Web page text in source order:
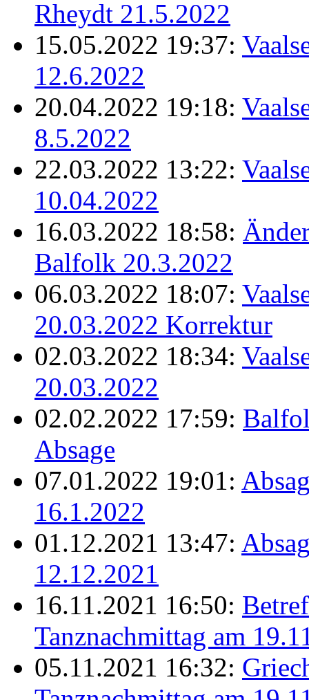
Rheydt 21.5.2022
15.05.2022 19:37:
12.6.2022
20.04.2022 19:18:
8.5.2022
22.03.2022 13:22:
10.04.2022
16.03.2022 18:58:
Balfolk 20.3.2022
06.03.2022 18:07:
20.03.2022 Korrektur
02.03.2022 18:34:
20.03.2022
02.02.2022 17:59:
Absage
07.01.2022 19:01:
16.1.2022
01.12.2021 13:47:
12.12.2021
16.11.2021 16:50:
Tanznachmittag am
05.11.2021 16:32: